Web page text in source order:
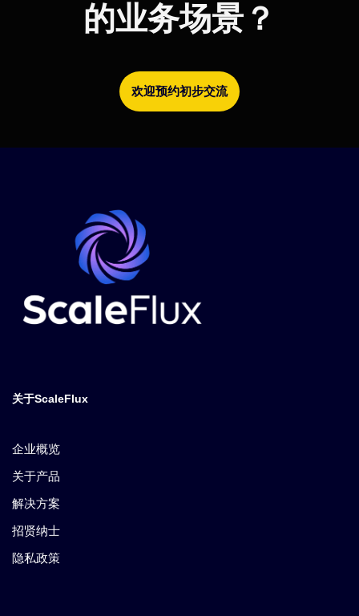
的业务场景？
欢迎预约初步交流
关于ScaleFlux
企业概览
关于产品
解决方案
招贤纳士
隐私政策